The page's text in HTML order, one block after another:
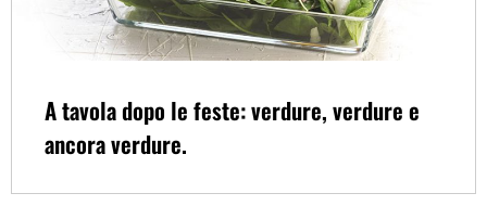
A tavola dopo le feste: verdure, verdure e
ancora verdure.